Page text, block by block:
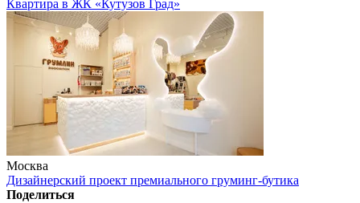
Квартира в ЖК «Кутузов Град»
Москва
Дизайнерский проект премиального груминг-бутика
Поделиться